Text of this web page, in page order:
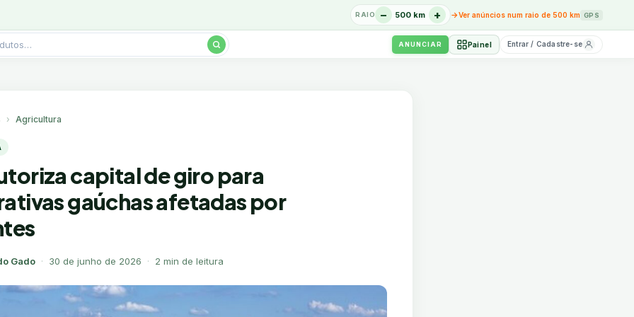
RAIO − 500 km + →Ver anúncios num raio de 500 km GPS
ANUNCIAR Painel Entrar / Cadastre-se
Agricultura
capital de giro para
gaúchas afetadas por
Gado · 30 de junho de 2026 · 2 min de leitura